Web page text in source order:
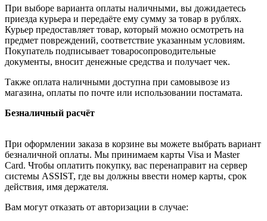
При выборе варианта оплаты наличными, вы дожидаетесь
приезда курьера и передаёте ему сумму за товар в рублях.
Курьер предоставляет товар, который можно осмотреть на
предмет повреждений, соответствие указанным условиям.
Покупатель подписывает товаросопроводительные
документы, вносит денежные средства и получает чек.
Также оплата наличными доступна при самовывозе из
магазина, оплаты по почте или использовании постамата.
Безналичный расчёт
При оформлении заказа в корзине вы можете выбрать вариант
безналичной оплаты. Мы принимаем карты Visa и Master
Card. Чтобы оплатить покупку, вас перенаправит на сервер
системы ASSIST, где вы должны ввести номер карты, срок
действия, имя держателя.
Вам могут отказать от авторизации в случае: